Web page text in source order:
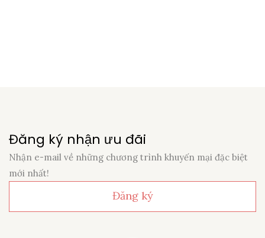
Đăng ký nhận ưu đãi
Nhận e-mail về những chương trình khuyến mại đặc biệt
mới nhất!
Đăng ký